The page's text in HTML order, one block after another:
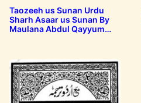
Taozeeh us Sunan Urdu
Sharh Asaar us Sunan By
Maulana Abdul Qayyum